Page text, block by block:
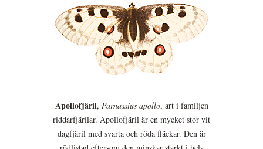
Apollofjäril, Parnassius apollo, art i familjen
riddarfjärilar. Apollofjäril är en mycket stor vit
dagfjäril med svarta och röda fläckar. Den är